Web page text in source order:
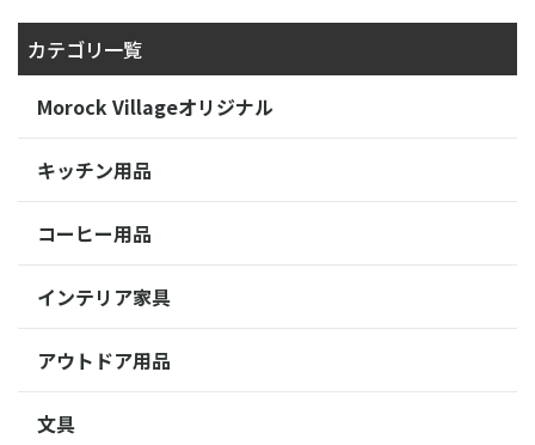
カテゴリ一覧
Morock Villageオリジナル
キッチン用品
コーヒー用品
インテリア家具
アウトドア用品
文具